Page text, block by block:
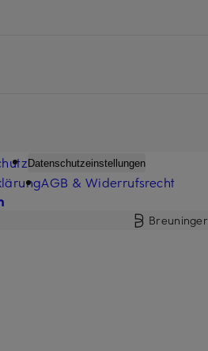
Datenschutzeinstellungen
AGB & Widerrufsrecht
Breuninger